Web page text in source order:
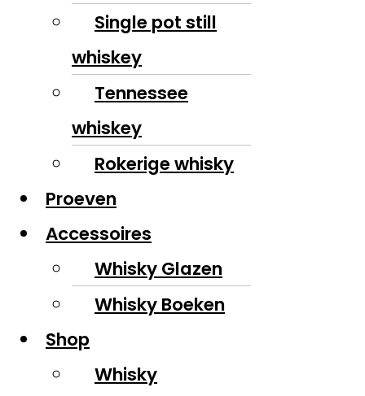
Single pot still
whiskey
Tennessee
whiskey
Rokerige whisky
Proeven
Accessoires
Whisky Glazen
Whisky Boeken
Shop
Whisky